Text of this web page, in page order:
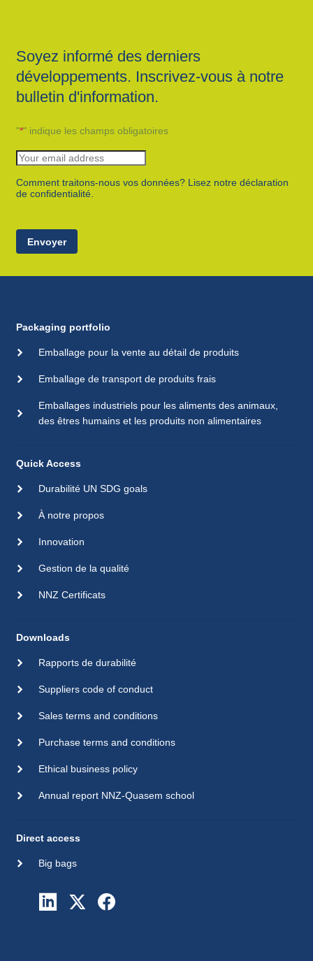
Soyez informé des derniers
développements. Inscrivez-vous à notre
bulletin d'information.
"*" indique les champs obligatoires
Comment traitons-nous vos données? Lisez notre déclaration
de confidentialité.
Envoyer
Packaging portfolio
Emballage pour la vente au détail de produits
Emballage de transport de produits frais
Emballages industriels pour les aliments des animaux,
des êtres humains et les produits non alimentaires
Quick Access
Durabilité UN SDG goals
À notre propos
Innovation
Gestion de la qualité
NNZ Certificats
Downloads
Rapports de durabilité
Suppliers code of conduct
Sales terms and conditions
Purchase terms and conditions
Ethical business policy
Annual report NNZ-Quasem school
Direct access
Big bags